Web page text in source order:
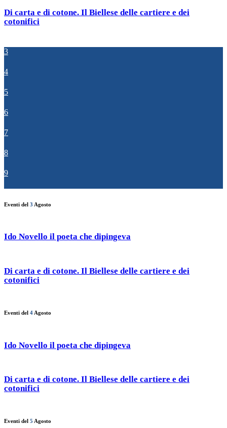
Di carta e di cotone. Il Biellese delle cartiere e dei
cotonifici
3
4
5
6
7
8
9
Eventi del 3 Agosto
Ido Novello il poeta che dipingeva
Di carta e di cotone. Il Biellese delle cartiere e dei
cotonifici
Eventi del 4 Agosto
Ido Novello il poeta che dipingeva
Di carta e di cotone. Il Biellese delle cartiere e dei
cotonifici
Eventi del 5 Agosto